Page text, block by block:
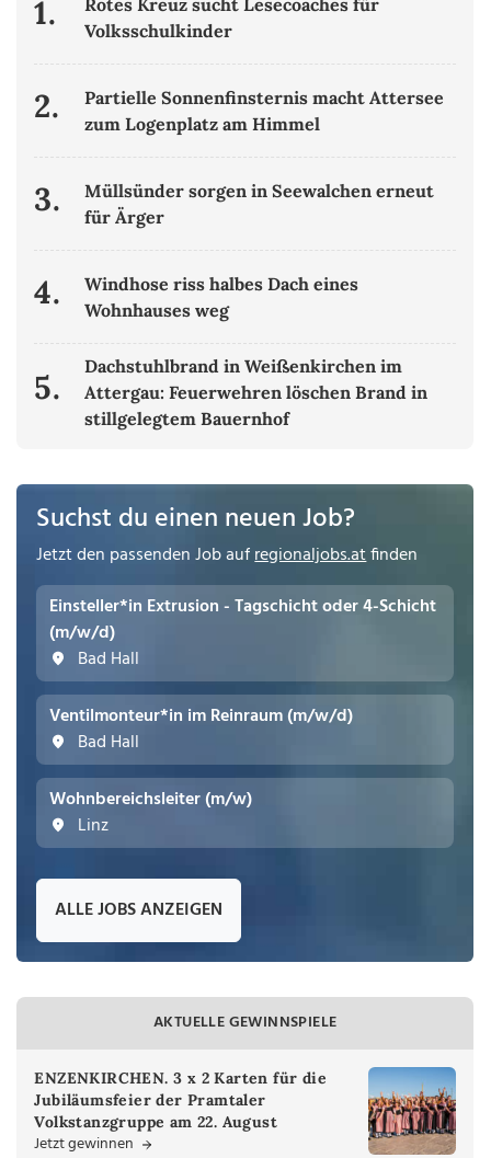
1.
Volksschulkinder
2.
Partielle Sonnenfinsternis macht Attersee
zum Logenplatz am Himmel
3.
Müllsünder sorgen in Seewalchen erneut
für Ärger
4.
Windhose riss halbes Dach eines
Wohnhauses weg
5.
Dachstuhlbrand in Weißenkirchen im
Attergau: Feuerwehren löschen Brand in
stillgelegtem Bauernhof
Suchst du einen neuen Job?
Jetzt den passenden Job aufregionaljobs.atfinden
Einsteller*in Extrusion - Tagschicht oder 4-Schicht
(m/w/d)
Bad Hall
Ventilmonteur*in im Reinraum (m/w/d)
Bad Hall
Wohnbereichsleiter (m/w)
Linz
ALLE JOBS ANZEIGEN
AKTUELLE GEWINNSPIELE
ENZENKIRCHEN. 3 x 2 Karten für die
Jubiläumsfeier der Pramtaler
Volkstanzgruppe am 22. August
Jetzt gewinnen